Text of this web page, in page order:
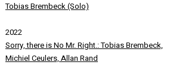
​Tobias Brembeck (Solo)
2022
Sorry, there is No Mr. Right.: Tobias Brembeck,
Michiel Ceulers, Allan Rand